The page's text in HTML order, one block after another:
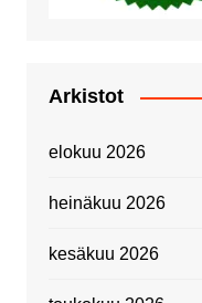
Arkistot
elokuu 2026
heinäkuu 2026
kesäkuu 2026